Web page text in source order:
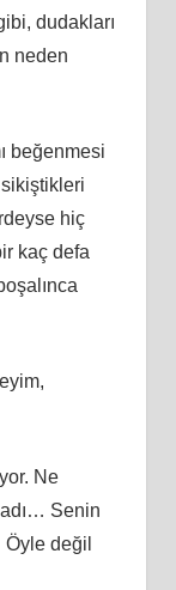
dudakları
neden
beğenmesi
hiç
kaç defa
Ne
Senin
değil